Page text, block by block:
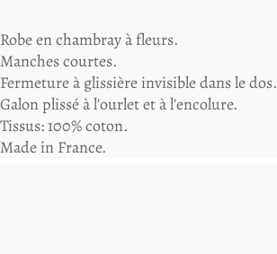
Robe en chambray à fleurs.
Manches courtes.
Fermeture à glissière invisible dans le dos.
Galon plissé à l'ourlet et à l'encolure.
Tissus: 100% coton.
Made in France.